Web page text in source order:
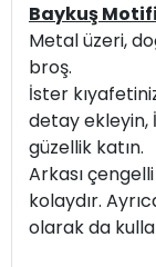
Baykuş
Metal üzeri,
broş.
İster
detay ekleyin,
güzellik katın.
Arkası
kolaydır.
olarak da